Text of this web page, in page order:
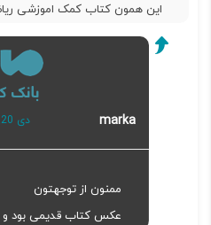
این همون کتاب کمک اموزشی
marka دی 20, 1399
ممنون از توجهتون
عکس کتاب قدیمی بود و